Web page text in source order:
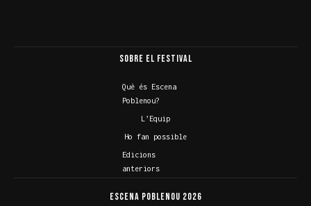
Sobre el Festival
Què és Escena
Poblenou?
L’Equip
Ho fan possible
Edicions
anteriors
Escena Poblenou 2026